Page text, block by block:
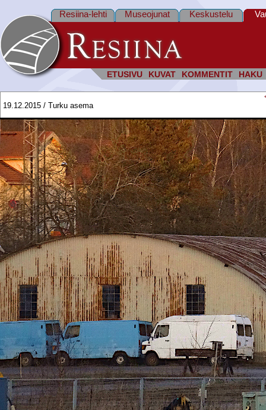
ETUSIVU KUVAT KOMMENTIT HAKU
Resiina-lehti Museojunat Keskustelu
19.12.2015 / Turku asema